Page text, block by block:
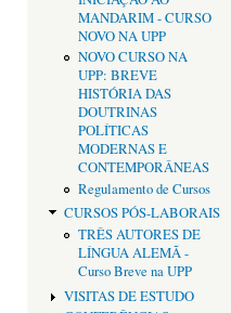
MANDARIM - CURSO
NOVO NA UPP
NOVO CURSO NA
UPP: BREVE
HISTÓRIA DAS
DOUTRINAS
POLÍTICAS
MODERNAS E
CONTEMPORÂNEAS
Regulamento de Cursos
CURSOS PÓS-LABORAIS
TRÊS AUTORES DE
LÍNGUA ALEMÃ -
Curso Breve na UPP
VISITAS DE ESTUDO